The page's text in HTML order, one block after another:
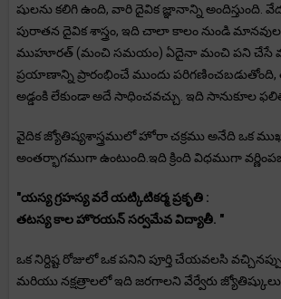
షులను కలిగి ఉంది, వారి దైవిక జ్ఞానాన్ని అందిస్తుంది.
పురాతన దైవిక శాస్త్రం, ఇది చాలా కాలం నుండి
ముహూరత్ (మంచి సమయం) ఏదైనా మంచి పని చేసే
ప్రయాణాన్ని ప్రారంభించే ముందు
అడ్డంకి లేకుండా అదే సాధించవచ్చు. ఇది సానుకూల
వైదిక జ్యోతిష్యశాస్త్రములో హోరా చక్రము అనేది ఒక
అంతర్భాగముగా ఉంటుంది.ఇది క్రింది విధముగా
"యస్య గ్రహస్య వరే యట్కిటికర్మ ప్రకృతి :
తటస్య కాల హొరయన్ సర్వమేవ విద్యాతీ. "
ఒక నిర్దిష్ట రోజులో ఒక పనిని పూర్తి చేయవలసి
మరియు నక్షత్రాలలో ఇది జరగాలని వేర్వేరు జ్యోతిష్కులు